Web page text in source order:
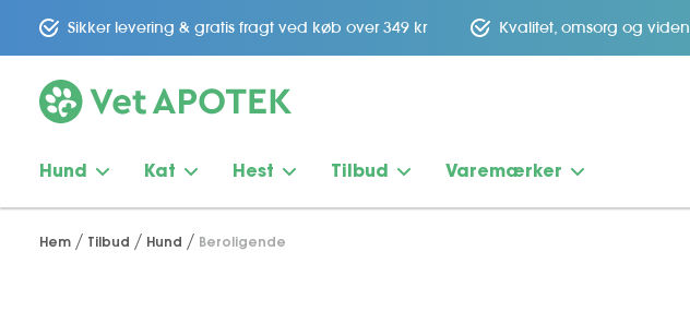
Sikker levering & gratis fragt ved køb over 349 kr Kvalitet, omsorg og viden
Hund Kat Hest Tilbud Varemærker
Hem Tilbud Hund Beroligende